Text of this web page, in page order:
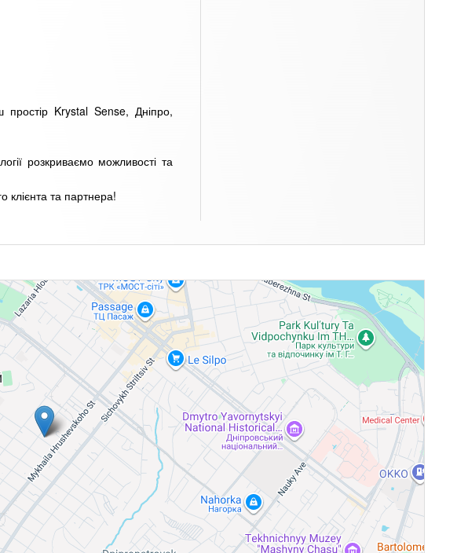
Krystal Sense, Дніпро,
розкриваємо можливості та
та партнера!